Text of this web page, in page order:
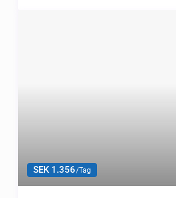
SEK 1.356/Tag